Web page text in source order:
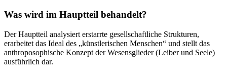
Was wird im Hauptteil behandelt?
Der Hauptteil analysiert erstarrte gesellschaftliche Strukturen,
erarbeitet das Ideal des „künstlerischen Menschen“ und stellt das
anthroposophische Konzept der Wesensglieder (Leiber und Seele)
ausführlich dar.